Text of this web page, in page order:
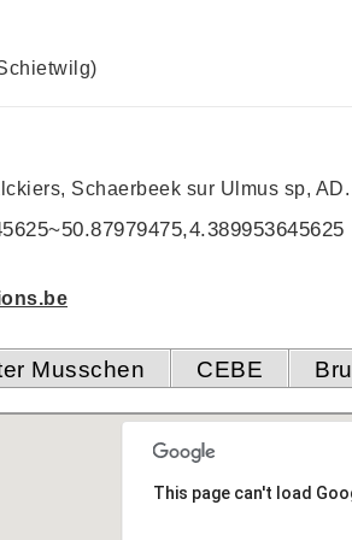
Schaerbeek sur Ulmus sp, AD.
Musschen CEBE